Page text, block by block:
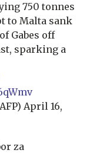
750 tonnes
to Malta sank
Gabes off
sparking a
April 16,
za